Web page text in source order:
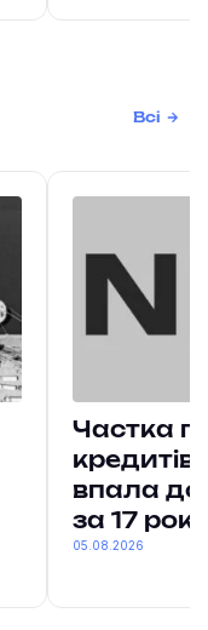
Всі
Частка
кредитів
впала до
за 17
05.08.2026